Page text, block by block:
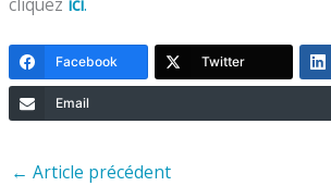
Facebook Twitter
Email
← Article précédent